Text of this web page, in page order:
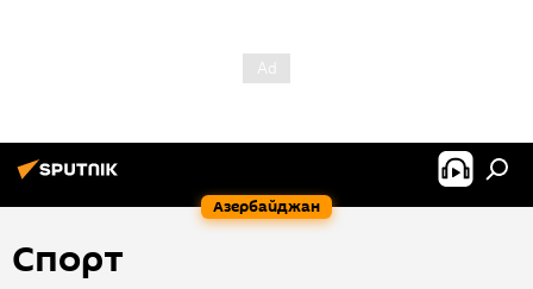
Азербайджан
Спорт